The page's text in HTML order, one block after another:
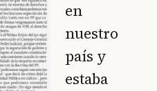
en
nuestro
país y
estaba